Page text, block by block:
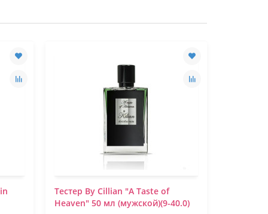
Тестер By Сillian "A Taste of
Heaven" 50 мл (мужской)(9-40.0)